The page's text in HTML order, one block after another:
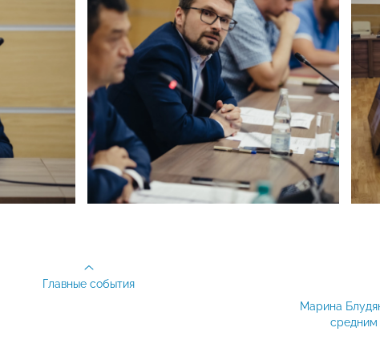
Марина
Главные события